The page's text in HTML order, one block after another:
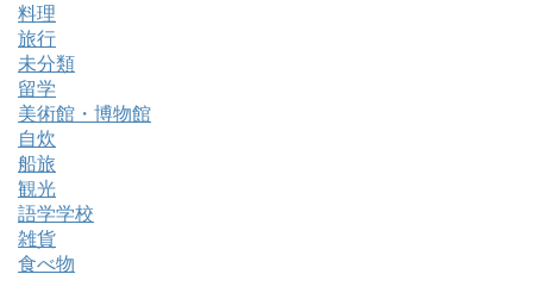
料理
旅行
未分類
留学
美術館・博物館
自炊
船旅
観光
語学学校
雑貨
食べ物